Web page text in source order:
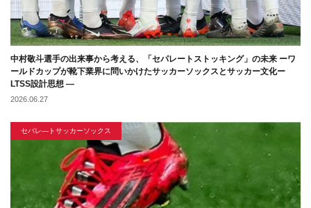
中村敬斗選手の出来事から考える、「セパレートストッキング」の未来 ーワ
ールドカップが靴下業界に問いかけたサッカーソックスとサッカー文化ー
LTSS設計思想 ―
2026.06.27
セパレ―トサッカーソックス